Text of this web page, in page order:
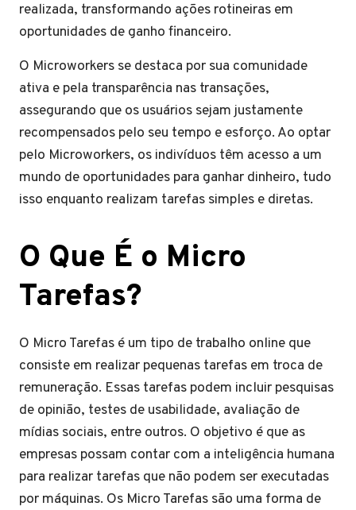
realizada, transformando ações rotineiras em
oportunidades de ganho financeiro.
O Microworkers se destaca por sua comunidade
ativa e pela transparência nas transações,
assegurando que os usuários sejam justamente
recompensados pelo seu tempo e esforço. Ao optar
pelo Microworkers, os indivíduos têm acesso a um
mundo de oportunidades para ganhar dinheiro, tudo
isso enquanto realizam tarefas simples e diretas.
O Que É o Micro
Tarefas?
O Micro Tarefas é um tipo de trabalho online que
consiste em realizar pequenas tarefas em troca de
remuneração. Essas tarefas podem incluir pesquisas
de opinião, testes de usabilidade, avaliação de
mídias sociais, entre outros. O objetivo é que as
empresas possam contar com a inteligência humana
para realizar tarefas que não podem ser executadas
por máquinas. Os Micro Tarefas são uma forma de